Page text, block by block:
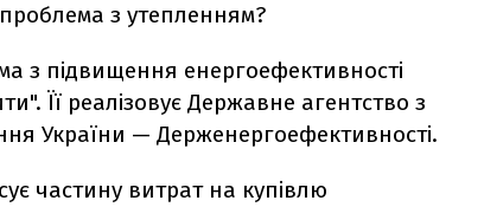
з утепленням?
з підвищення енергоефективності
Її реалізовує Державне агентство з
України — Держенергоефективності.
частину витрат на купівлю